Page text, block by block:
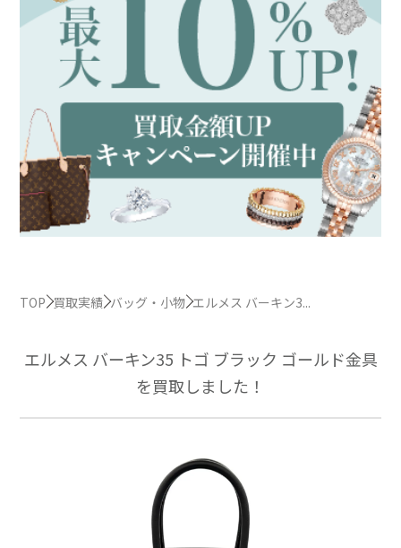
TOP 買取実績 バッグ・小物 エルメス バーキン3...
エルメス バーキン35 トゴ ブラック ゴールド金具
を買取しました！